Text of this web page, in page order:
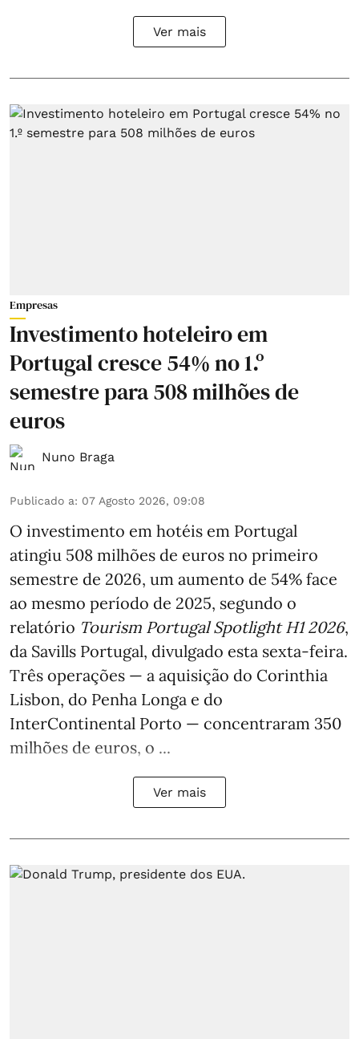
Ver mais
Empresas
Investimento hoteleiro em
Portugal cresce 54% no 1.º
semestre para 508 milhões de
euros
Nuno Braga
Publicado a: 07 Agosto 2026, 09:08
O investimento em hotéis em Portugal
atingiu 508 milhões de euros no primeiro
semestre de 2026, um aumento de 54% face
ao mesmo período de 2025, segundo o
relatório Tourism Portugal Spotlight H1 2026,
da Savills Portugal, divulgado esta sexta-feira.
Três operações — a aquisição do Corinthia
Lisbon, do Penha Longa e do
InterContinental Porto — concentraram 350
milhões de euros, o ...
Ver mais